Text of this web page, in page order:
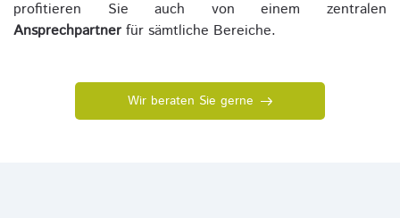
profitieren Sie auch von einem zentralen
Ansprechpartner für sämtliche Bereiche.
Wir beraten Sie gerne